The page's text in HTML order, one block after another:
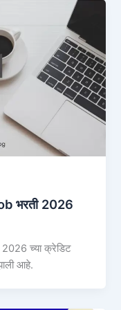
भरती 2026
च्या क्रेडिट
आहे.